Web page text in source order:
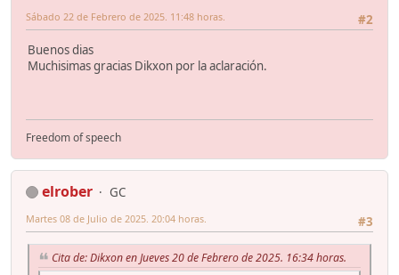
#2
Sábado 22 de Febrero de 2025. 11:48 horas.
Buenos dias
Muchisimas gracias Dikxon por la aclaración.
Freedom of speech
elrober
GC
#3
Martes 08 de Julio de 2025. 20:04 horas.
Cita de: Dikxon en Jueves 20 de Febrero de 2025. 16:34 horas.